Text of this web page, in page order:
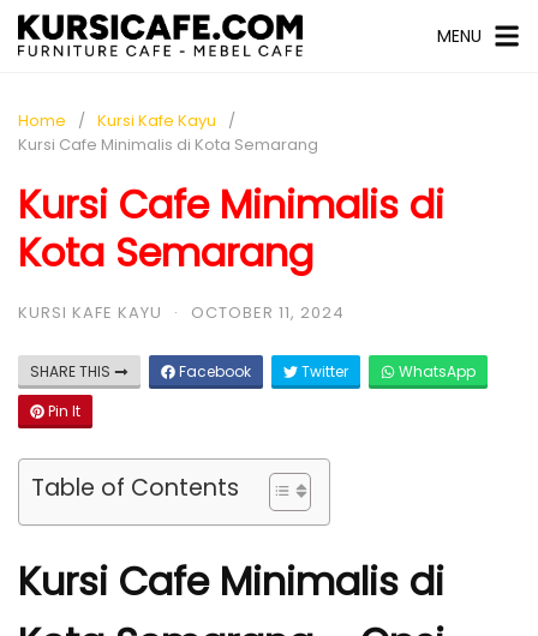
MENU
Home
Kursi Kafe Kayu
Kursi Cafe Minimalis di Kota Semarang
Kursi Cafe Minimalis di
Kota Semarang
KURSI KAFE KAYU · OCTOBER 11, 2024
SHARE THIS Facebook Twitter
WhatsApp
Pin It
Table of Contents
Kursi Cafe Minimalis di